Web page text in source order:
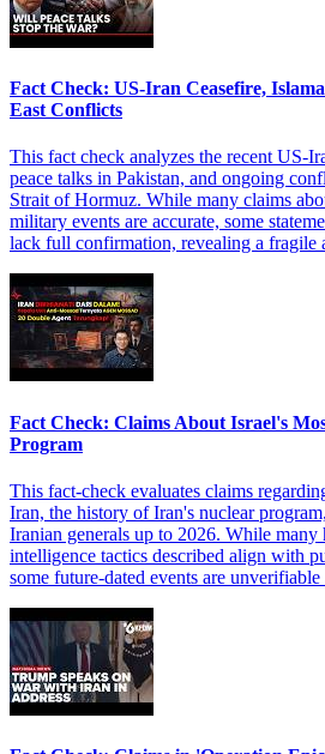
Fact Check: US-Iran Ceasefire,
East Conflicts
This fact check analyzes the recent US-
peace talks in Pakistan, and ongoing
Strait of Hormuz. While many claims
military events are accurate, some
lack full confirmation, revealing a fragile
Fact Check: Claims About Israel's
Program
This fact-check evaluates claims
Iran, the history of Iran's nuclear
Iranian generals up to 2026. While many
intelligence tactics described align with
some future-dated events are